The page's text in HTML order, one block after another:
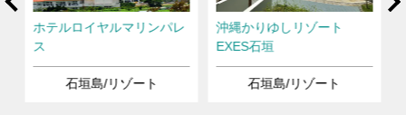
ホテルロイヤルマリンパレ
ス
石垣島/リゾート
沖縄かりゆしリゾート
EXES石垣
石垣島/リゾート